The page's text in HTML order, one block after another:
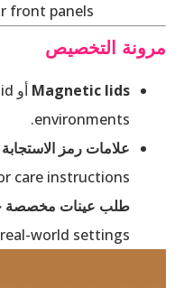
front panels.
مرونة التخصيص
Magnetic lids أو
environments.
علامات رمز
care instructions.
طلب عينات
world settings!